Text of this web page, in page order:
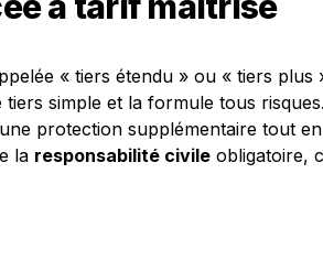
« tiers étendu » ou « tiers plus
simple et la formule tous
protection supplémentaire tout en
la responsabilité civile obligatoire,